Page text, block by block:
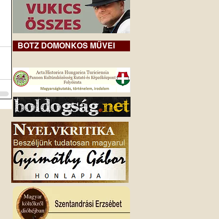
BOTZ DOMONKOS MŰVEI